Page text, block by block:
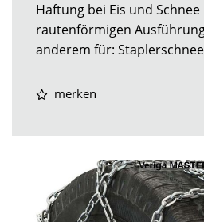
Haftung bei Eis und
rautenförmigen
anderem für:
merken